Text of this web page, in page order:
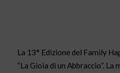
La 13° Edizione del Family
“La Gioia di un Abbraccio”.